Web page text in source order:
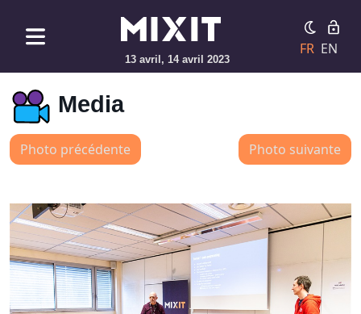
13 avril, 14 avril 2023
FR EN
Media
Photo précédente Photo suivante